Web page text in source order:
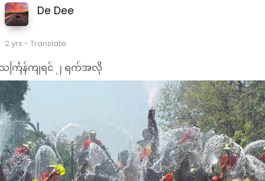
De Dee
2 yrs - Translate
င်္ကြန်ကျရင် ၂ ရက်အလို